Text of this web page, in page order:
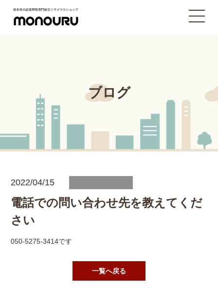
ブログ
2022/04/15
電話での問い合わせ先を教えてくだ
さい
050-5275-3414です
一覧へ戻る